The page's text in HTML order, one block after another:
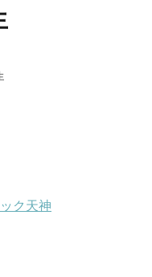
ク天神